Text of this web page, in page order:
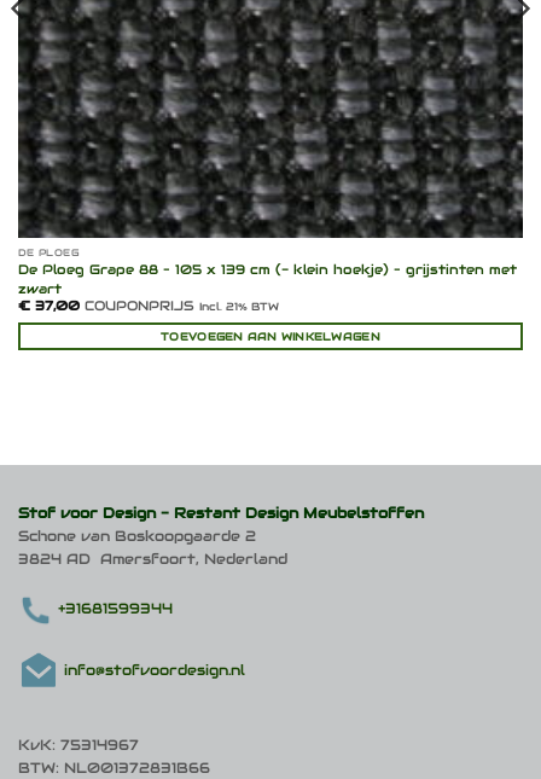
DE PLOEG
De Ploeg Grape 88 – 105 x 139 cm (- klein hoekje) – grijstinten met
zwart
€37,00COUPONPRIJS Incl. 21% BTW
TOEVOEGEN AAN WINKELWAGEN
Stof voor Design - Restant Design Meubelstoffen
Schone van Boskoopgaarde 2
3824 AD Amersfoort, Nederland
+31681599344
info@stofvoordesign.nl
KvK: 75314967
BTW: NL001372831B66